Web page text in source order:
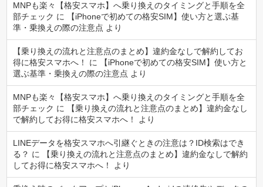
MNPも楽々【格安スマホ】へ乗り換えのタイミングと手順を全
部チェック に
【iPhoneで初めての格安SIM】使い方と選ぶ基
準・乗換えの際の注意点 より
【乗り換えの流れと注意点のまとめ】違約金なしで解約してお
得に格安スマホへ！
に
【iPhoneで初めての格安SIM】使い方と
選ぶ基準・乗換えの際の注意点 より
MNPも楽々【格安スマホ】へ乗り換えのタイミングと手順を全
部チェック に
【乗り換えの流れと注意点のまとめ】違約金なし
で解約してお得に格安スマホへ！
より
LINEデータを格安スマホへ引継ぐときの注意は？ID検索はでき
る？ に
【乗り換えの流れと注意点のまとめ】違約金なしで解約
してお得に格安スマホへ！
より